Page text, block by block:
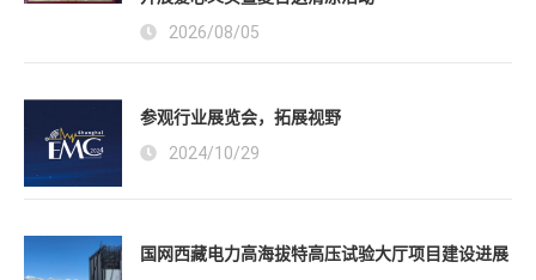
2026/08/05
参观行业展览会，拓展视野
2024/10/29
国网西藏电力高海拔特高压试验大厅项目建设进展